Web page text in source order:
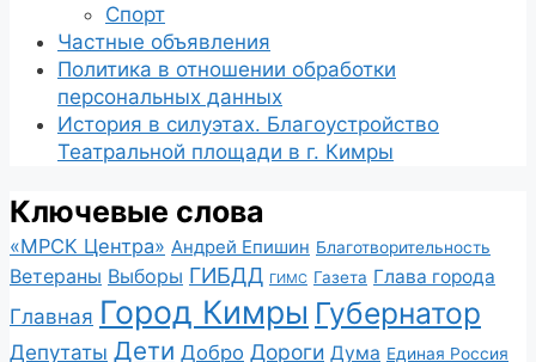
Спорт
Частные объявления
Политика в отношении обработки
персональных данных
История в силуэтах. Благоустройство
Театральной площади в г. Кимры
Ключевые слова
«МРСК Центра» Андрей Епишин Благотворительность
Ветераны Выборы ГИБДД ГИМС Газета Глава города
Главная Город Кимры Губернатор
Депутаты Дети Добро Дороги Дума Единая Россия